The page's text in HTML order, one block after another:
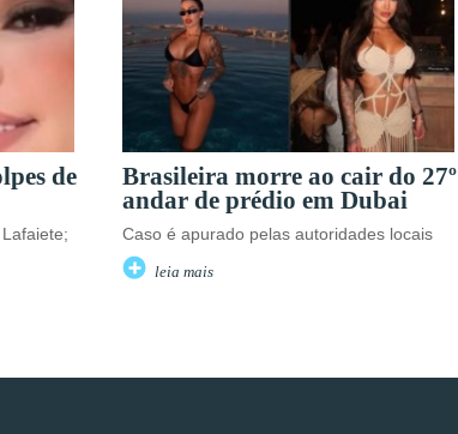
de
Brasileira morre ao cair do 27º
andar de prédio em Dubai
Caso é apurado pelas autoridades locais
leia mais